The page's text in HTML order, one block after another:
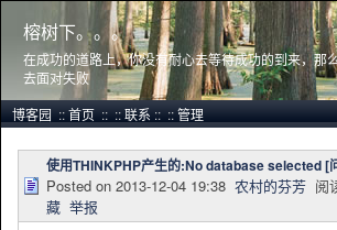
榕树下。。。
在成功的道路上，你没有耐心去等待成功的到来，那
去面对失败
博客园::首页::::联系::::管理
使用THINKPHP产生的:No database selected [
Posted on 2013-12-04 19:38 农村的芬芳 阅
藏 举报